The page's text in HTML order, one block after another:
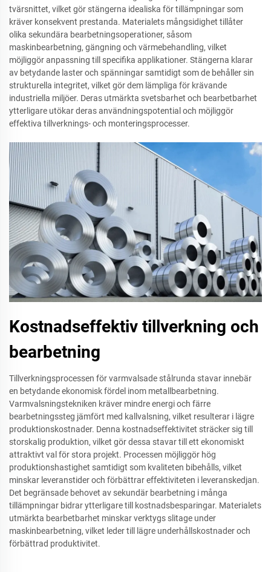
tvärsnittet, vilket gör stängerna idealiska för tillämpningar som
kräver konsekvent prestanda. Materialets mångsidighet tillåter
olika sekundära bearbetningsoperationer, såsom
maskinbearbetning, gängning och värmebehandling, vilket
möjliggör anpassning till specifika applikationer. Stängerna klarar
av betydande laster och spänningar samtidigt som de behåller sin
strukturella integritet, vilket gör dem lämpliga för krävande
industriella miljöer. Deras utmärkta svetsbarhet och bearbetbarhet
ytterligare utökar deras användningspotential och möjliggör
effektiva tillverknings- och monteringsprocesser.
Kostnadseffektiv tillverkning och
bearbetning
Tillverkningsprocessen för varmvalsade stålrunda stavar innebär
en betydande ekonomisk fördel inom metallbearbetning.
Varmvalsningstekniken kräver mindre energi och färre
bearbetningssteg jämfört med kallvalsning, vilket resulterar i lägre
produktionskostnader. Denna kostnadseffektivitet sträcker sig till
storskalig produktion, vilket gör dessa stavar till ett ekonomiskt
attraktivt val för stora projekt. Processen möjliggör hög
produktionshastighet samtidigt som kvaliteten bibehålls, vilket
minskar leveranstider och förbättrar effektiviteten i leveranskedjan.
Det begränsade behovet av sekundär bearbetning i många
tillämpningar bidrar ytterligare till kostnadsbesparingar. Materialets
utmärkta bearbetbarhet minskar verktygs slitage under
maskinbearbetning, vilket leder till lägre underhållskostnader och
förbättrad produktivitet.